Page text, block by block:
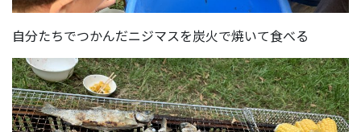
自分たちでつかんだニジマスを炭火で焼いて食べる